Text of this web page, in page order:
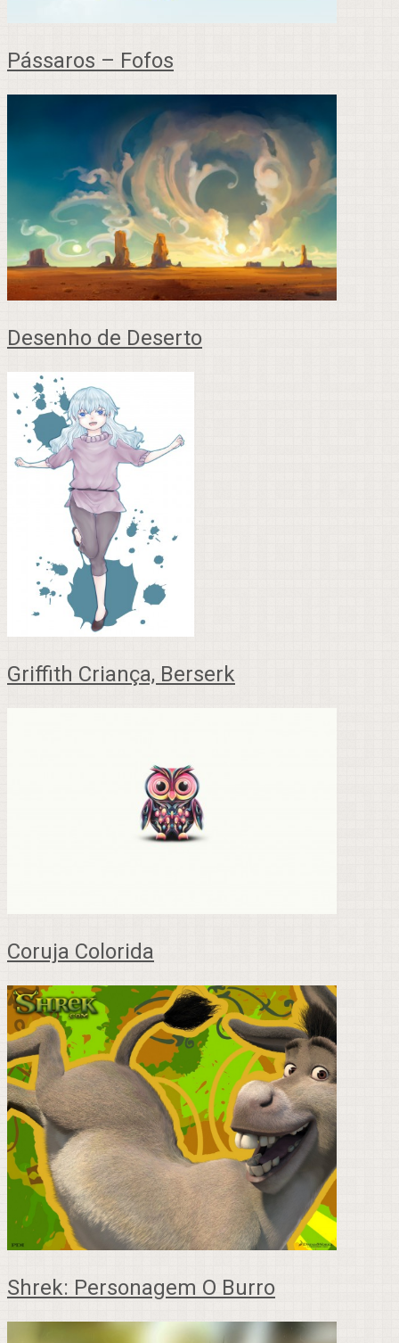
Pássaros – Fofos
Desenho de Deserto
Griffith Criança, Berserk
Coruja Colorida
Shrek: Personagem O Burro